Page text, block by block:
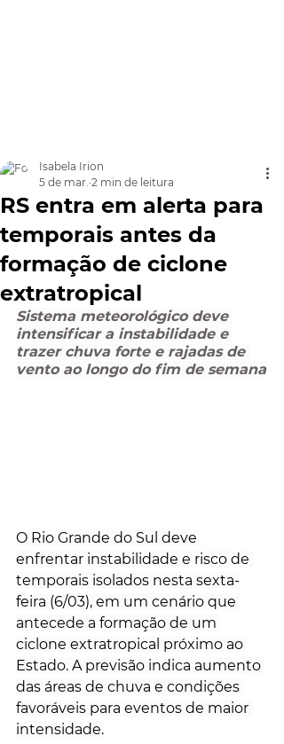
RS entra em alerta para
temporais antes da
formação de ciclone
extratropical
Isabela Irion
5 de mar. 2 min de leitura
Sistema meteorológico deve
intensificar a instabilidade e
trazer chuva forte e rajadas de
vento ao longo do fim de semana
O Rio Grande do Sul deve
enfrentar instabilidade e risco de
temporais isolados nesta sexta-
feira (6/03), em um cenário que
antecede a formação de um
ciclone extratropical próximo ao
Estado. A previsão indica aumento
das áreas de chuva e condições
favoráveis para eventos de maior
intensidade.